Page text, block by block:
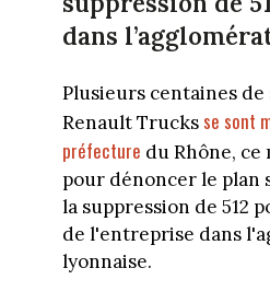
dans
Plusieurs centaines de
Renault Trucksse sont
préfecture du Rhône, ce
pour dénoncer le plan
la suppression de 512
de l'entreprise dans
lyonnaise.